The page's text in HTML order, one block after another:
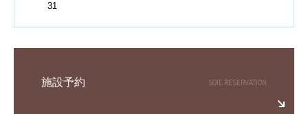
31
施設予約